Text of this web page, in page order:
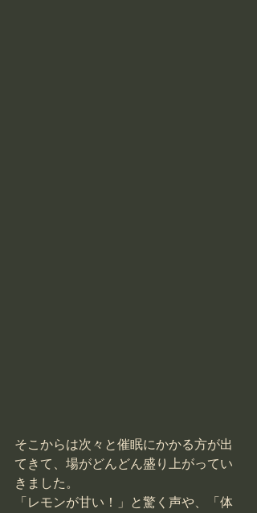
そこからは次々と催眠にかかる方が出
てきて、場がどんどん盛り上がってい
きました。
「レモンが甘い！」と驚く声や、「体